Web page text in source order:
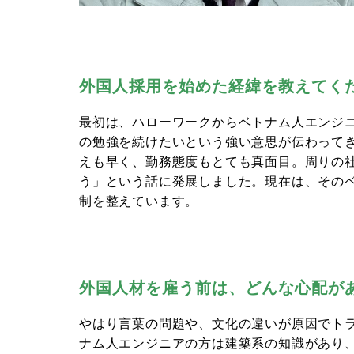
外国人採用を始めた経緯を教えてく
最初は、ハローワークからベトナム人エンジ
の勉強を続けたいという強い意思が伝わって
えも早く、勤務態度もとても真面目。周り
う」という話に発展しました。現在は、そ
制を整えています。
外国人材を雇う前は、どんな心配が
やはり言葉の問題や、文化の違いが原因でト
ナム人エンジニアの方は建築系の知識があり